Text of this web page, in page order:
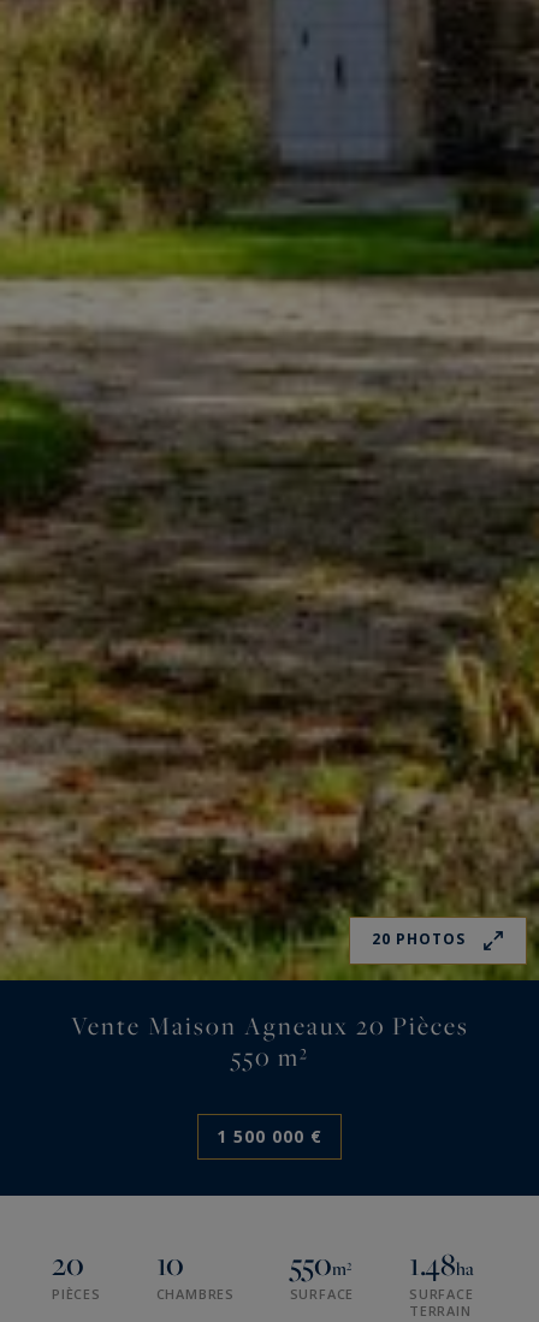
20 PHOTOS
Vente Maison Agneaux 20 Pièces
550 m²
1 500 000 €
20
PIÈCES
10
CHAMBRES
550m²
SURFACE
1.48ha
SURFACE
TERRAIN